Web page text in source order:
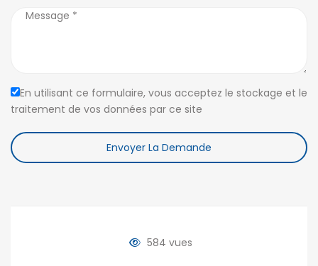
En utilisant ce formulaire, vous acceptez le stockage et le
traitement de vos données par ce site
Envoyer La Demande
584 vues